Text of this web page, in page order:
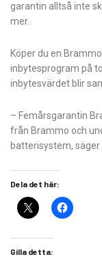
garantin alltså inte
mer.
Köper du en
inbytesprogram på
inbytesvärdet blir
– Femårsgarantin
från Brammo och
batterisystem,
Dela det här:
Gilla detta: